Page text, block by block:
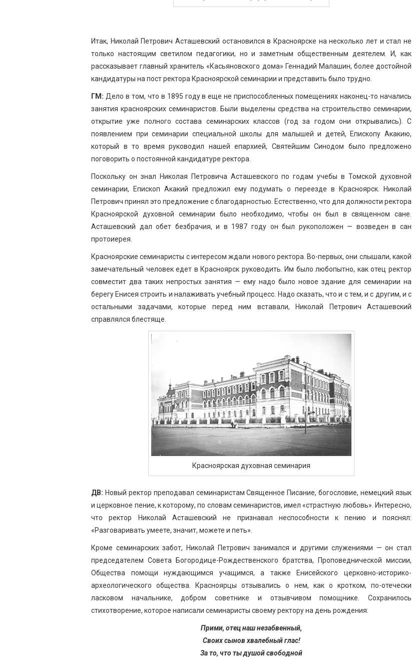
Итак, Николай Петрович Асташевский остановился в Красноярске на несколько лет и стал не
только настоящим светилом педагогики, но и заметным общественным деятелем. И, как
рассказывает главный хранитель «Касьяновского дома» Геннадий Малашин, более достойной
кандидатуры на пост ректора Красноярской семинарии и представить было трудно.
ГМ: Дело в том, что в 1895 году в еще не приспособленных помещениях наконец-то начались
занятия красноярских семинаристов. Были выделены средства на строительство семинарии,
открытие уже полного состава семинарских классов (год за годом они открывались). С
появлением при семинарии специальной школы для малышей и детей, Епископу Акакию,
который в то время руководил нашей епархией, Святейшим Синодом было предложено
поговорить о постоянной кандидатуре ректора.
Поскольку он знал Николая Петровича Асташевского по годам учебы в Томской духовной
семинарии, Епископ Акакий предложил ему подумать о переезде в Красноярск. Николай
Петрович принял это предложение с благодарностью. Естественно, что для должности ректора
Красноярской духовной семинарии было необходимо, чтобы он был в священном сане.
Асташевский дал обет безбрачия, и в 1987 году он был рукоположен — возведен в сан
протоиерея.
Красноярские семинаристы с интересом ждали нового ректора. Во-первых, они слышали, какой
замечательный человек едет в Красноярск руководить. Им было любопытно, как отец ректор
совместит два таких непростых занятия — ему надо было новое здание для семинарии на
берегу Енисея строить и налаживать учебный процесс. Надо сказать, что и с тем, и с другим, и с
остальными задачами, которые перед ним вставали, Николай Петрович Асташевский
справлялся блестяще.
Красноярская духовная семинария
ДВ: Новый ректор преподавал семинаристам Священное Писание, богословие, немецкий язык
и церковное пение, к которому, по словам семинаристов, имел «страстную любовь». Интересно,
что ректор Николай Асташевский не признавал неспособности к пению и пояснял:
«Разговаривать умеете, значит, можете и петь».
Кроме семинарских забот, Николай Петрович занимался и другими служениями — он стал
председателем Совета Богородице-Рождественского братства, Проповеднической миссии,
Общества помощи нуждающимся учащимся, а также Енисейского церковно-историко-
археологического общества. Красноярцы отзывались о нем, как о кротком, по-отечески
ласковом начальнике, добром советнике и отзывчивом помощнике. Сохранилось
стихотворение, которое написали семинаристы своему ректору на день рождения:
Прими, отец наш незабвенный,
Своих сынов хвалебный глас!
За то, что ты душой свободной